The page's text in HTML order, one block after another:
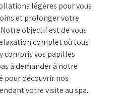
légères pour vous
et prolonger votre
objectif est de vous
complet où tous
compris vos papilles
à demander à notre
découvrir nos
votre visite au spa.